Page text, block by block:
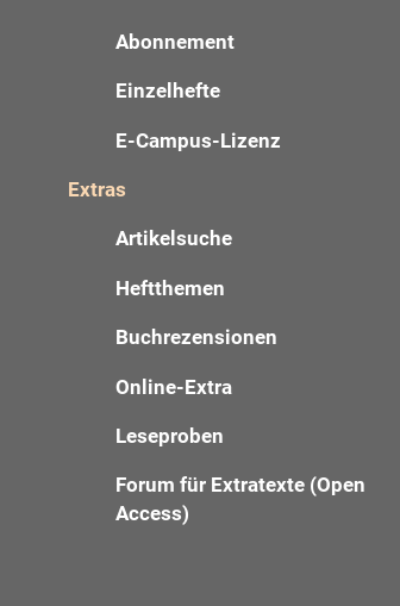
Abonnement
Einzelhefte
E-Campus-Lizenz
Extras
Artikelsuche
Heftthemen
Buchrezensionen
Online-Extra
Leseproben
Forum für Extratexte (Open
Access)